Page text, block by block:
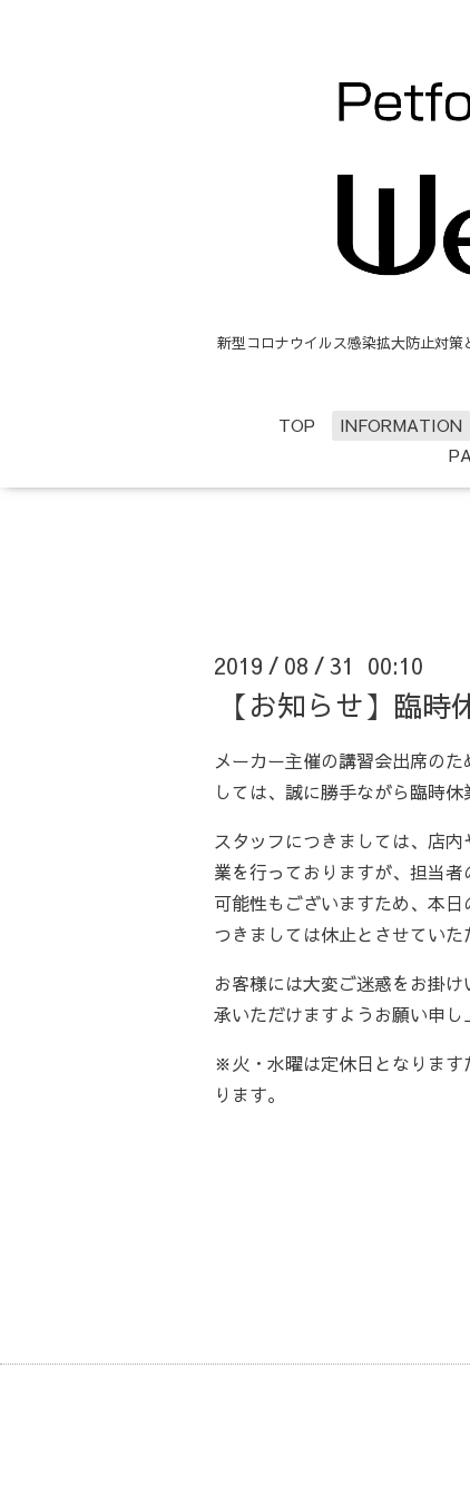
新型コロナウイルス感染拡大防止対
TOP INFORMATION
2019 / 08 / 31 00:10
【お知らせ】臨時
メーカー主催の講習会出席の
しては、誠に勝手ながら臨時休
スタッフにつきましては、店
業を行っておりますが、担当
可能性もございますため、本
つきましては休止とさせていた
お客様には大変ご迷惑をお掛
承いただけますようお願い申し
※火・水曜は定休日となりま
ります。